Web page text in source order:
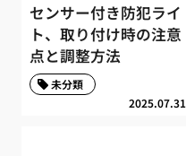
センサー付き防犯ライ
ト、取り付け時の注意
点と調整方法
2025.07.31
未分類